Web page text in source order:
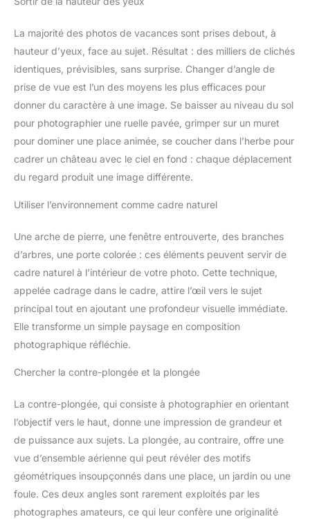
La majorité des photos de vacances sont prises debout, à
hauteur d’yeux, face au sujet. Résultat : des milliers de clichés
identiques, prévisibles, sans surprise. Changer d’angle de
prise de vue est l’un des moyens les plus efficaces pour
donner du caractère à une image. Se baisser au niveau du sol
pour photographier une ruelle pavée, grimper sur un muret
pour dominer une place animée, se coucher dans l’herbe pour
cadrer un château avec le ciel en fond : chaque déplacement
du regard produit une image différente.
Utiliser l’environnement comme cadre naturel
Une arche de pierre, une fenêtre entrouverte, des branches
d’arbres, une porte colorée : ces éléments peuvent servir de
cadre naturel à l’intérieur de votre photo. Cette technique,
appelée cadrage dans le cadre, attire l’œil vers le sujet
principal tout en ajoutant une profondeur visuelle immédiate.
Elle transforme un simple paysage en composition
photographique réfléchie.
Chercher la contre-plongée et la plongée
La contre-plongée, qui consiste à photographier en orientant
l’objectif vers le haut, donne une impression de grandeur et
de puissance aux sujets. La plongée, au contraire, offre une
vue d’ensemble aérienne qui peut révéler des motifs
géométriques insoupçonnés dans une place, un jardin ou une
foule. Ces deux angles sont rarement exploités par les
photographes amateurs, ce qui leur confère une originalité